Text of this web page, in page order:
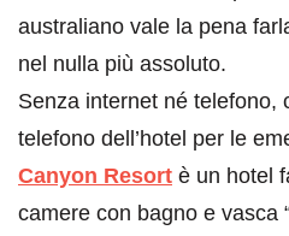
australiano vale la pena
nel nulla più assoluto.
Senza internet né telefono,
telefono dell’hotel per le
Canyon Resort è un hotel
camere con bagno e vasca